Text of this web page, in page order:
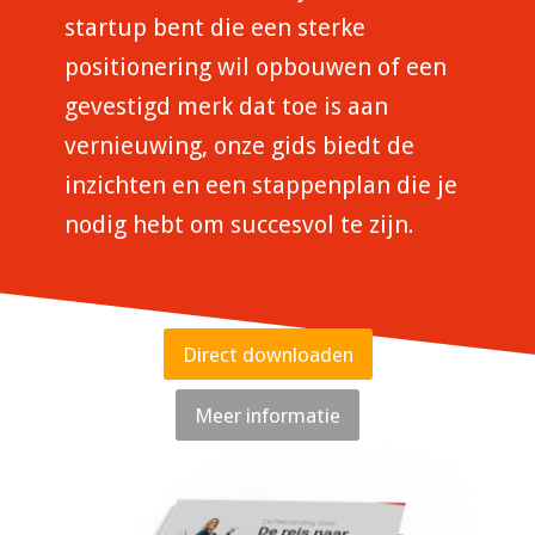
startup bent die een sterke
positionering wil opbouwen of een
gevestigd merk dat toe is aan
vernieuwing, onze gids biedt de
inzichten en een stappenplan die je
nodig hebt om succesvol te zijn.
Direct downloaden
Meer informatie